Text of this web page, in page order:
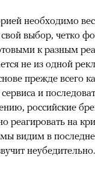
необходимо
выбор, четко
к разным
не из одной
прежде всего
и
российские
реагировать на
мы видим в
неубедительно.